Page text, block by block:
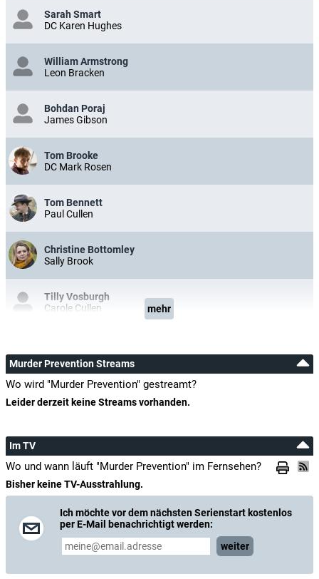
Sarah Smart
DC Karen Hughes
William Armstrong
Leon Bracken
Bohdan Poraj
James Gibson
Tom Brooke
DC Mark Rosen
Tom Bennett
Paul Cullen
Christine Bottomley
Sally Brook
Tilly Vosburgh
Carole Cullen
mehr
Murder Prevention Streams
Wo wird "Murder Prevention" gestreamt?
Leider derzeit keine Streams vorhanden.
Im TV
Wo und wann läuft "Murder Prevention" im Fernsehen?
Bisher keine TV-Ausstrahlung.
Ich möchte vor dem nächsten Serienstart kostenlos
per E-Mail benachrichtigt werden:
weiter